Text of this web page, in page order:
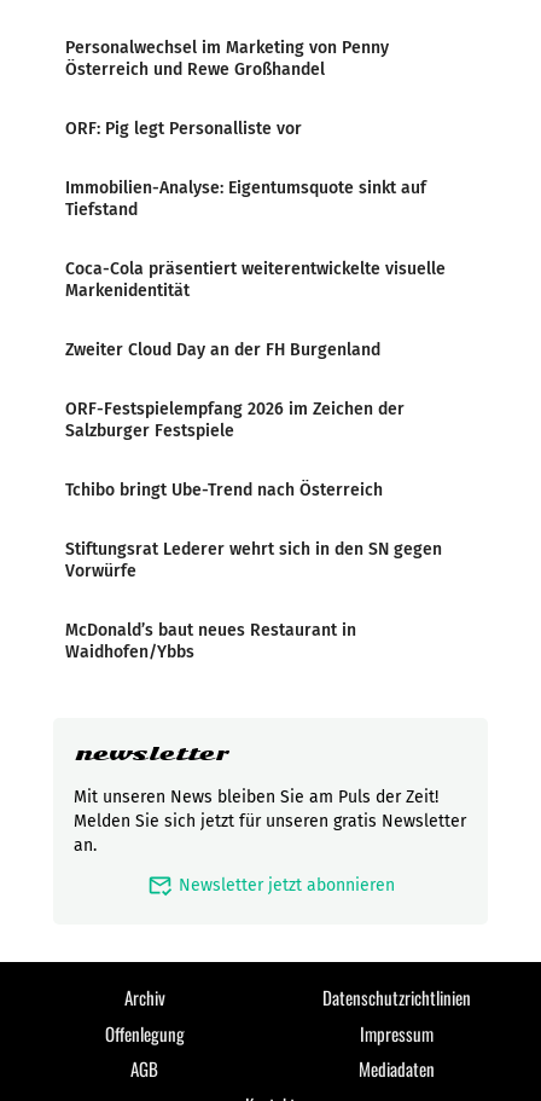
Personalwechsel im Marketing von Penny
Österreich und Rewe Großhandel
ORF: Pig legt Personalliste vor
Immobilien-Analyse: Eigentumsquote sinkt auf
Tiefstand
Coca-Cola präsentiert weiterentwickelte visuelle
Markenidentität
Zweiter Cloud Day an der FH Burgenland
ORF-Festspielempfang 2026 im Zeichen der
Salzburger Festspiele
Tchibo bringt Ube-Trend nach Österreich
Stiftungsrat Lederer wehrt sich in den SN gegen
Vorwürfe
McDonald’s baut neues Restaurant in
Waidhofen/Ybbs
newsletter
Mit unseren News bleiben Sie am Puls der Zeit!
Melden Sie sich jetzt für unseren gratis Newsletter
an.
mark_email_read Newsletter jetzt abonnieren
Archiv
Datenschutzrichtlinien
Offenlegung
Impressum
AGB
Mediadaten